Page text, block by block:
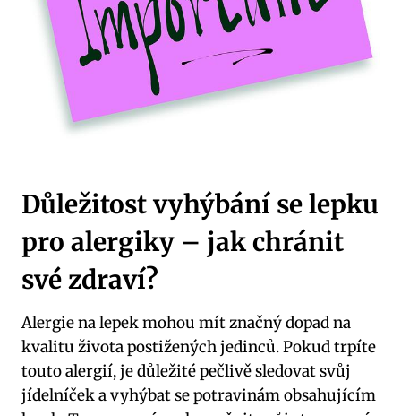
Důležitost vyhýbání se lepku
pro alergiky – jak chránit
své zdraví?
Alergie na lepek mohou mít značný dopad na
kvalitu života postižených jedinců. Pokud trpíte
touto alergií, je důležité pečlivě sledovat svůj
jídelníček a vyhýbat se potravinám obsahujícím